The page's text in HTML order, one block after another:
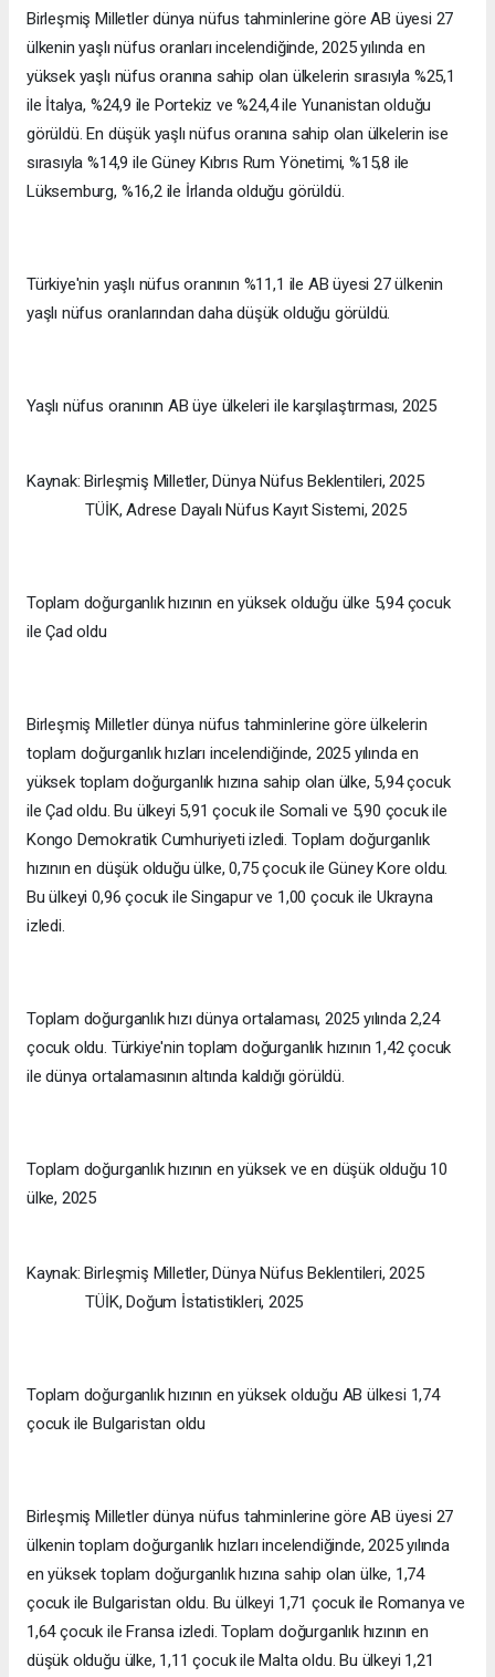
Birleşmiş Milletler dünya nüfus tahminlerine göre AB üyesi 27
ülkenin yaşlı nüfus oranları incelendiğinde, 2025 yılında en
yüksek yaşlı nüfus oranına sahip olan ülkelerin sırasıyla %25,1
ile İtalya, %24,9 ile Portekiz ve %24,4 ile Yunanistan olduğu
görüldü. En düşük yaşlı nüfus oranına sahip olan ülkelerin ise
sırasıyla %14,9 ile Güney Kıbrıs Rum Yönetimi, %15,8 ile
Lüksemburg, %16,2 ile İrlanda olduğu görüldü.
Türkiye'nin yaşlı nüfus oranının %11,1 ile AB üyesi 27 ülkenin
yaşlı nüfus oranlarından daha düşük olduğu görüldü.
Yaşlı nüfus oranının AB üye ülkeleri ile karşılaştırması, 2025
Kaynak: Birleşmiş Milletler, Dünya Nüfus Beklentileri, 2025
TÜİK, Adrese Dayalı Nüfus Kayıt Sistemi, 2025
Toplam doğurganlık hızının en yüksek olduğu ülke 5,94 çocuk
ile Çad oldu
Birleşmiş Milletler dünya nüfus tahminlerine göre ülkelerin
toplam doğurganlık hızları incelendiğinde, 2025 yılında en
yüksek toplam doğurganlık hızına sahip olan ülke, 5,94 çocuk
ile Çad oldu. Bu ülkeyi 5,91 çocuk ile Somali ve 5,90 çocuk ile
Kongo Demokratik Cumhuriyeti izledi. Toplam doğurganlık
hızının en düşük olduğu ülke, 0,75 çocuk ile Güney Kore oldu.
Bu ülkeyi 0,96 çocuk ile Singapur ve 1,00 çocuk ile Ukrayna
izledi.
Toplam doğurganlık hızı dünya ortalaması, 2025 yılında 2,24
çocuk oldu. Türkiye'nin toplam doğurganlık hızının 1,42 çocuk
ile dünya ortalamasının altında kaldığı görüldü.
Toplam doğurganlık hızının en yüksek ve en düşük olduğu 10
ülke, 2025
Kaynak: Birleşmiş Milletler, Dünya Nüfus Beklentileri, 2025
TÜİK, Doğum İstatistikleri, 2025
Toplam doğurganlık hızının en yüksek olduğu AB ülkesi 1,74
çocuk ile Bulgaristan oldu
Birleşmiş Milletler dünya nüfus tahminlerine göre AB üyesi 27
ülkenin toplam doğurganlık hızları incelendiğinde, 2025 yılında
en yüksek toplam doğurganlık hızına sahip olan ülke, 1,74
çocuk ile Bulgaristan oldu. Bu ülkeyi 1,71 çocuk ile Romanya ve
1,64 çocuk ile Fransa izledi. Toplam doğurganlık hızının en
düşük olduğu ülke, 1,11 çocuk ile Malta oldu. Bu ülkeyi 1,21